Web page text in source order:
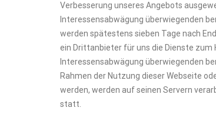
Verbesserung unseres Angebots
Interessensabwägung überwiegenden
werden spätestens sieben Tage nach
ein Drittanbieter für uns die Dienste zum
Interessensabwägung überwiegenden
Rahmen der Nutzung dieser Webseite
werden, werden auf seinen Servern
statt.